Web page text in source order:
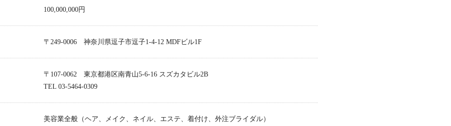
100,000,000円
〒249-0006 神奈川県逗子市逗子1-4-12 MDFビル1F
〒107-0062 東京都港区南青山5-6-16 スズカタビル2B
TEL 03-5464-0309
美容業全般（ヘア、メイク、ネイル、エステ、着付け、外注ブライダル）